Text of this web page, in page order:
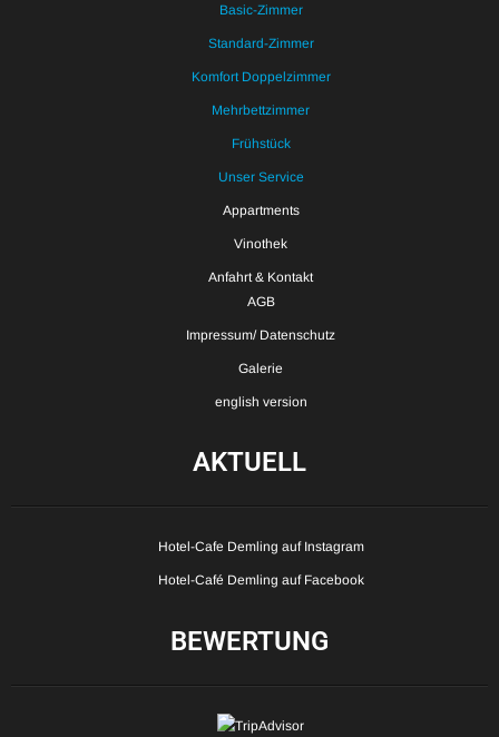
Basic-Zimmer
Standard-Zimmer
Komfort Doppelzimmer
Mehrbettzimmer
Frühstück
Unser Service
Appartments
Vinothek
Anfahrt & Kontakt
AGB
Impressum/ Datenschutz
Galerie
english version
AKTUELL
Hotel-Cafe Demling auf Instagram
Hotel-Café Demling auf Facebook
BEWERTUNG